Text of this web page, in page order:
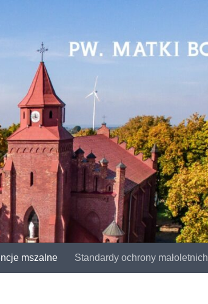
mszalne Standardy ochrony małoletnich